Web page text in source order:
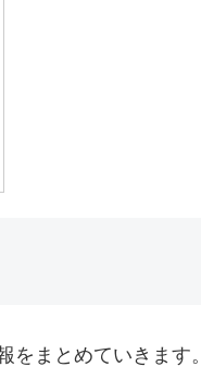
まとめていきます。